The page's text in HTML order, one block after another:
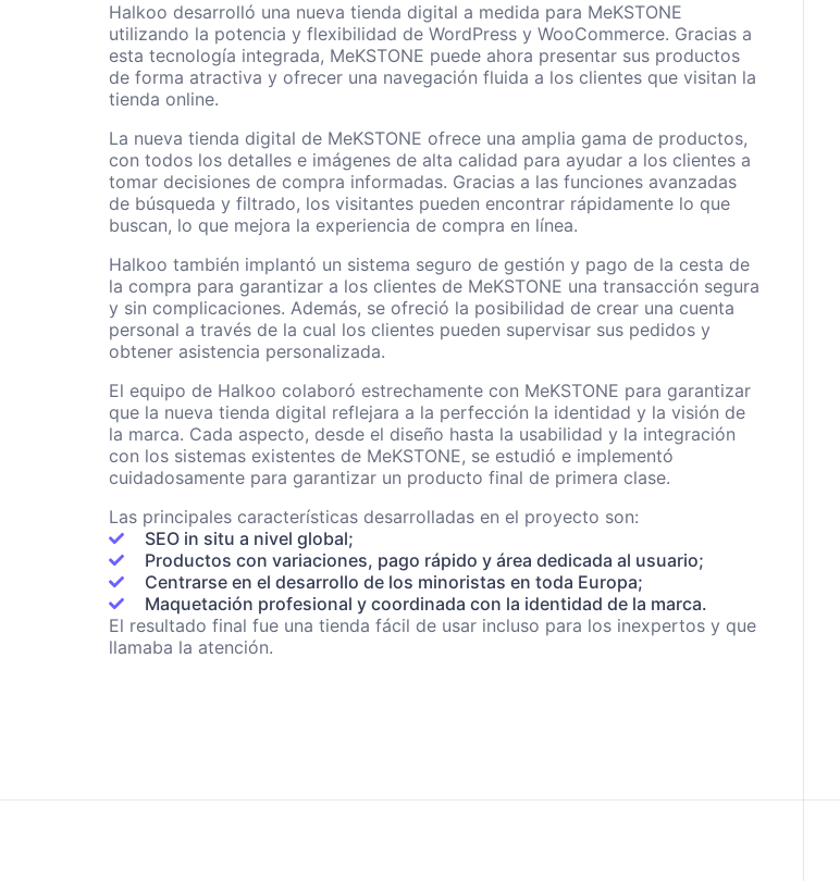
Halkoo desarrolló una nueva tienda digital a medida para MeKSTONE
utilizando la potencia y flexibilidad de WordPress y WooCommerce. Gracias a
esta tecnología integrada, MeKSTONE puede ahora presentar sus productos
de forma atractiva y ofrecer una navegación fluida a los clientes que visitan la
tienda online.
La nueva tienda digital de MeKSTONE ofrece una amplia gama de productos,
con todos los detalles e imágenes de alta calidad para ayudar a los clientes a
tomar decisiones de compra informadas. Gracias a las funciones avanzadas
de búsqueda y filtrado, los visitantes pueden encontrar rápidamente lo que
buscan, lo que mejora la experiencia de compra en línea.
Halkoo también implantó un sistema seguro de gestión y pago de la cesta de
la compra para garantizar a los clientes de MeKSTONE una transacción segura
y sin complicaciones. Además, se ofreció la posibilidad de crear una cuenta
personal a través de la cual los clientes pueden supervisar sus pedidos y
obtener asistencia personalizada.
El equipo de Halkoo colaboró estrechamente con MeKSTONE para garantizar
que la nueva tienda digital reflejara a la perfección la identidad y la visión de
la marca. Cada aspecto, desde el diseño hasta la usabilidad y la integración
con los sistemas existentes de MeKSTONE, se estudió e implementó
cuidadosamente para garantizar un producto final de primera clase.
Las principales características desarrolladas en el proyecto son:
SEO in situ a nivel global;
Productos con variaciones, pago rápido y área dedicada al usuario;
Centrarse en el desarrollo de los minoristas en toda Europa;
Maquetación profesional y coordinada con la identidad de la marca.
El resultado final fue una tienda fácil de usar incluso para los inexpertos y que
llamaba la atención.